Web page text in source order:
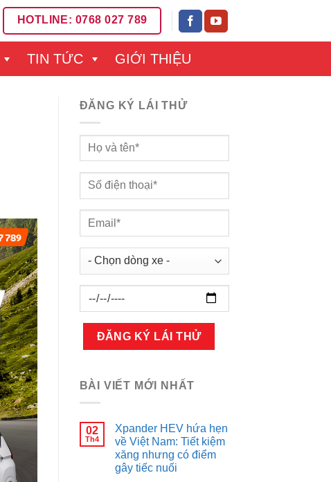
HOTLINE: 0768 027 789
TIN TỨC GIỚI THIỆU
ĐĂNG KÝ LÁI THỬ
BÀI VIẾT MỚI NHẤT
02
Th4
Xpander HEV hứa hẹn
về Việt Nam: Tiết kiệm
xăng nhưng có điểm
gây tiếc nuối